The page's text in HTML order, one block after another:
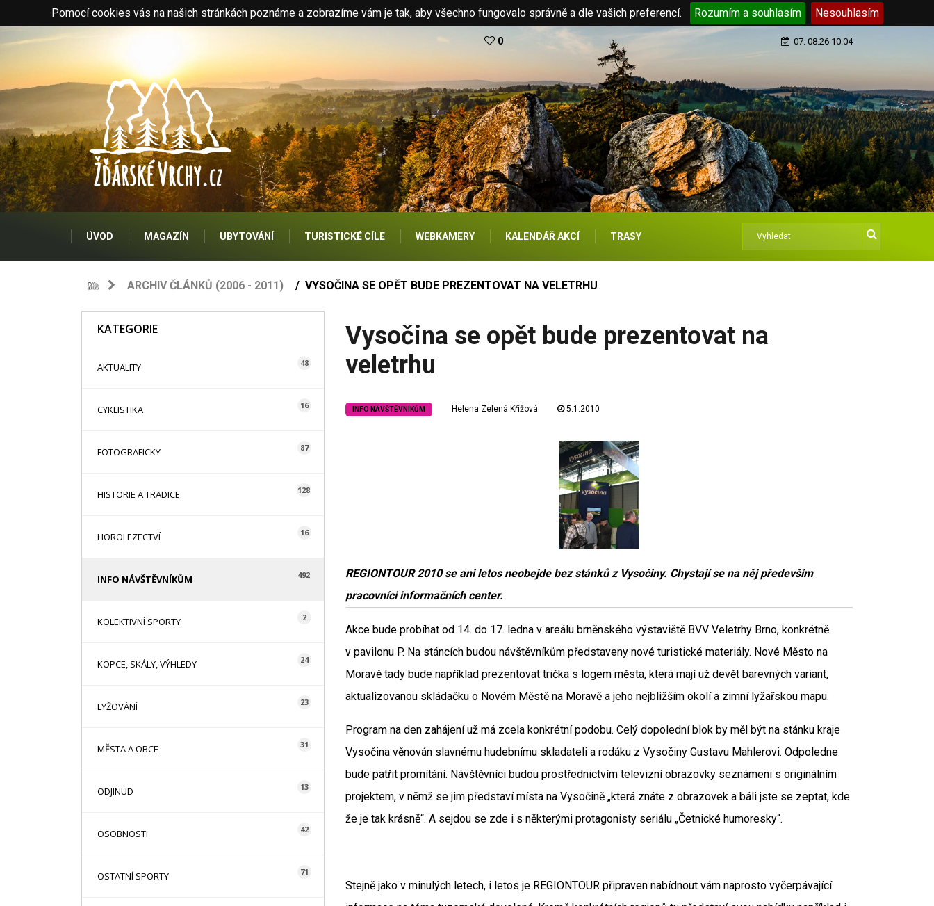
Pomocí cookies vás na našich stránkách poznáme a zobrazíme vám je tak, aby všechno fungovalo správně a dle vašich preferencí. Rozumím a souhlasím Nesouhlasím
0 07. 08.26 10:04
ÚVOD MAGAZÍN UBYTOVÁNÍ TURISTICKÉ CÍLE WEBKAMERY KALENDÁŘ AKCÍ TRASY
ARCHIV ČLÁNKŮ (2006 - 2011) VYSOČINA SE OPĚT BUDE PREZENTOVAT NA VELETRHU
KATEGORIE
AKTUALITY 48
CYKLISTIKA 16
FOTOGRAFICKY 87
HISTORIE A TRADICE 128
HOROLEZECTVÍ 16
INFO NÁVŠTĚVNÍKŮM 492
KOLEKTIVNÍ SPORTY 2
KOPCE, SKÁLY, VÝHLEDY 24
LYŽOVÁNÍ 23
MĚSTA A OBCE 31
ODJINUD 13
OSOBNOSTI 42
OSTATNÍ SPORTY 71
Vysočina se opět bude prezentovat na
veletrhu
INFO NÁVŠTĚVNÍKŮM Helena Zelená Křížová 5.1.2010
REGIONTOUR 2010 se ani letos neobejde bez stánků z Vysočiny. Chystají se na něj především
pracovníci informačních center.
Akce bude probíhat od 14. do 17. ledna v areálu brněnského výstaviště BVV Veletrhy Brno, konkrétně
v pavilonu P. Na stáncích budou návštěvníkům představeny nové turistické materiály. Nové Město na
Moravě tady bude například prezentovat trička s logem města, která mají už devět barevných variant,
aktualizovanou skládačku o Novém Městě na Moravě a jeho nejbližším okolí a zimní lyžařskou mapu.
Program na den zahájení už má zcela konkrétní podobu. Celý dopolední blok by měl být na stánku kraje
Vysočina věnován slavnému hudebnímu skladateli a rodáku z Vysočiny Gustavu Mahlerovi. Odpoledne
bude patřit promítání. Návštěvníci budou prostřednictvím televizní obrazovky seznámeni s originálním
projektem, v němž se jim představí místa na Vysočině „která znáte z obrazovek a báli jste se zeptat, kde
že je tak krásně“. A sejdou se zde i s některými protagonisty seriálu „Četnické humoresky“.
Stejně jako v minulých letech, i letos je REGIONTOUR připraven nabídnout vám naprosto vyčerpávající